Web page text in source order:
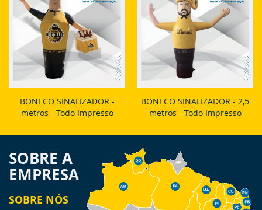
BONECO SINALIZADOR -
metros - Todo Impresso
BONECO SINALIZADOR - 2,5
metros - Todo Impresso
SOBRE A
EMPRESA
SOBRE NÓS